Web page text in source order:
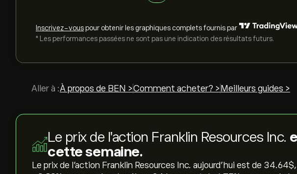
Inscrivez-vouspour obtenir les graphiques complets fournis par
* Les performances passées ne sont pas une indication des résultats futurs.
Aller à :À propos de BEN >Comment acheter? > Meilleurs guides >
Le prix de l'action Franklin Resources Inc.
cette semaine.
Le prix de l'action Franklin Resources Inc. aujourd'hui est de